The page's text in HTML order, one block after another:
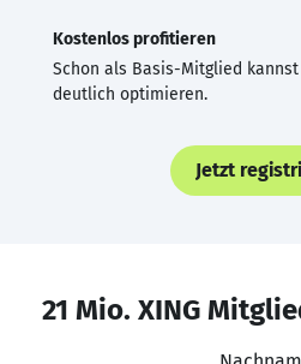
Kostenlos profitieren
Schon als Basis-Mitglied kannst
deutlich optimieren.
Jetzt
21 Mio. XING